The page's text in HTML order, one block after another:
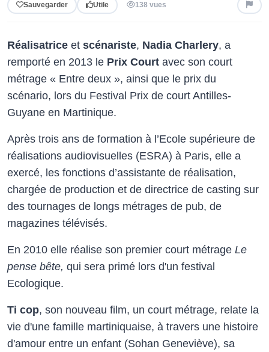
Sauvegarder Utile 138 vues
Réalisatrice et scénariste, Nadia Charlery, a
remporté en 2013 le Prix Court avec son court
métrage « Entre deux », ainsi que le prix du
scénario, lors du Festival Prix de court Antilles-
Guyane en Martinique.
Après trois ans de formation à l’Ecole supérieure de
réalisations audiovisuelles (ESRA) à Paris, elle a
exercé, les fonctions d’assistante de réalisation,
chargée de production et de directrice de casting sur
des tournages de longs métrages de pub, de
magazines télévisés.
En 2010 elle réalise son premier court métrage Le
pense bête, qui sera primé lors d'un festival
Ecologique.
Ti cop, son nouveau film, un court métrage, relate la
vie d'une famille martiniquaise, à travers une histoire
d'amour entre un enfant (Sohan Geneviève), sa